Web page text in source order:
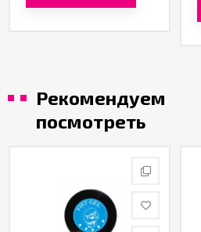
Рекомендуем
посмотреть